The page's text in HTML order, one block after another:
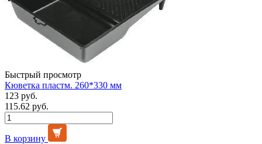
Быстрый просмотр
Кюветка пластм. 260*330 мм
123 руб.
115.62 руб.
В корзину